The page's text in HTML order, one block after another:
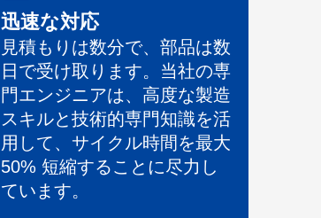
迅速な対応
見積もりは数分で、部品は数
日で受け取ります。当社の専
門エンジニアは、高度な製造
スキルと技術的専門知識を活
用して、サイクル時間を最大
50% 短縮することに尽力し
ています。